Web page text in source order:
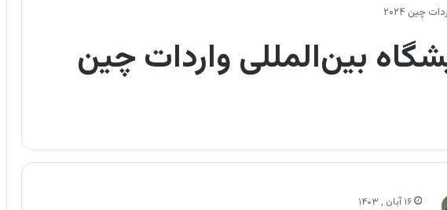
چین ۲۰۲۴
بین‌المللی واردات چین
۱۶ آبان , ۱۴۰۳